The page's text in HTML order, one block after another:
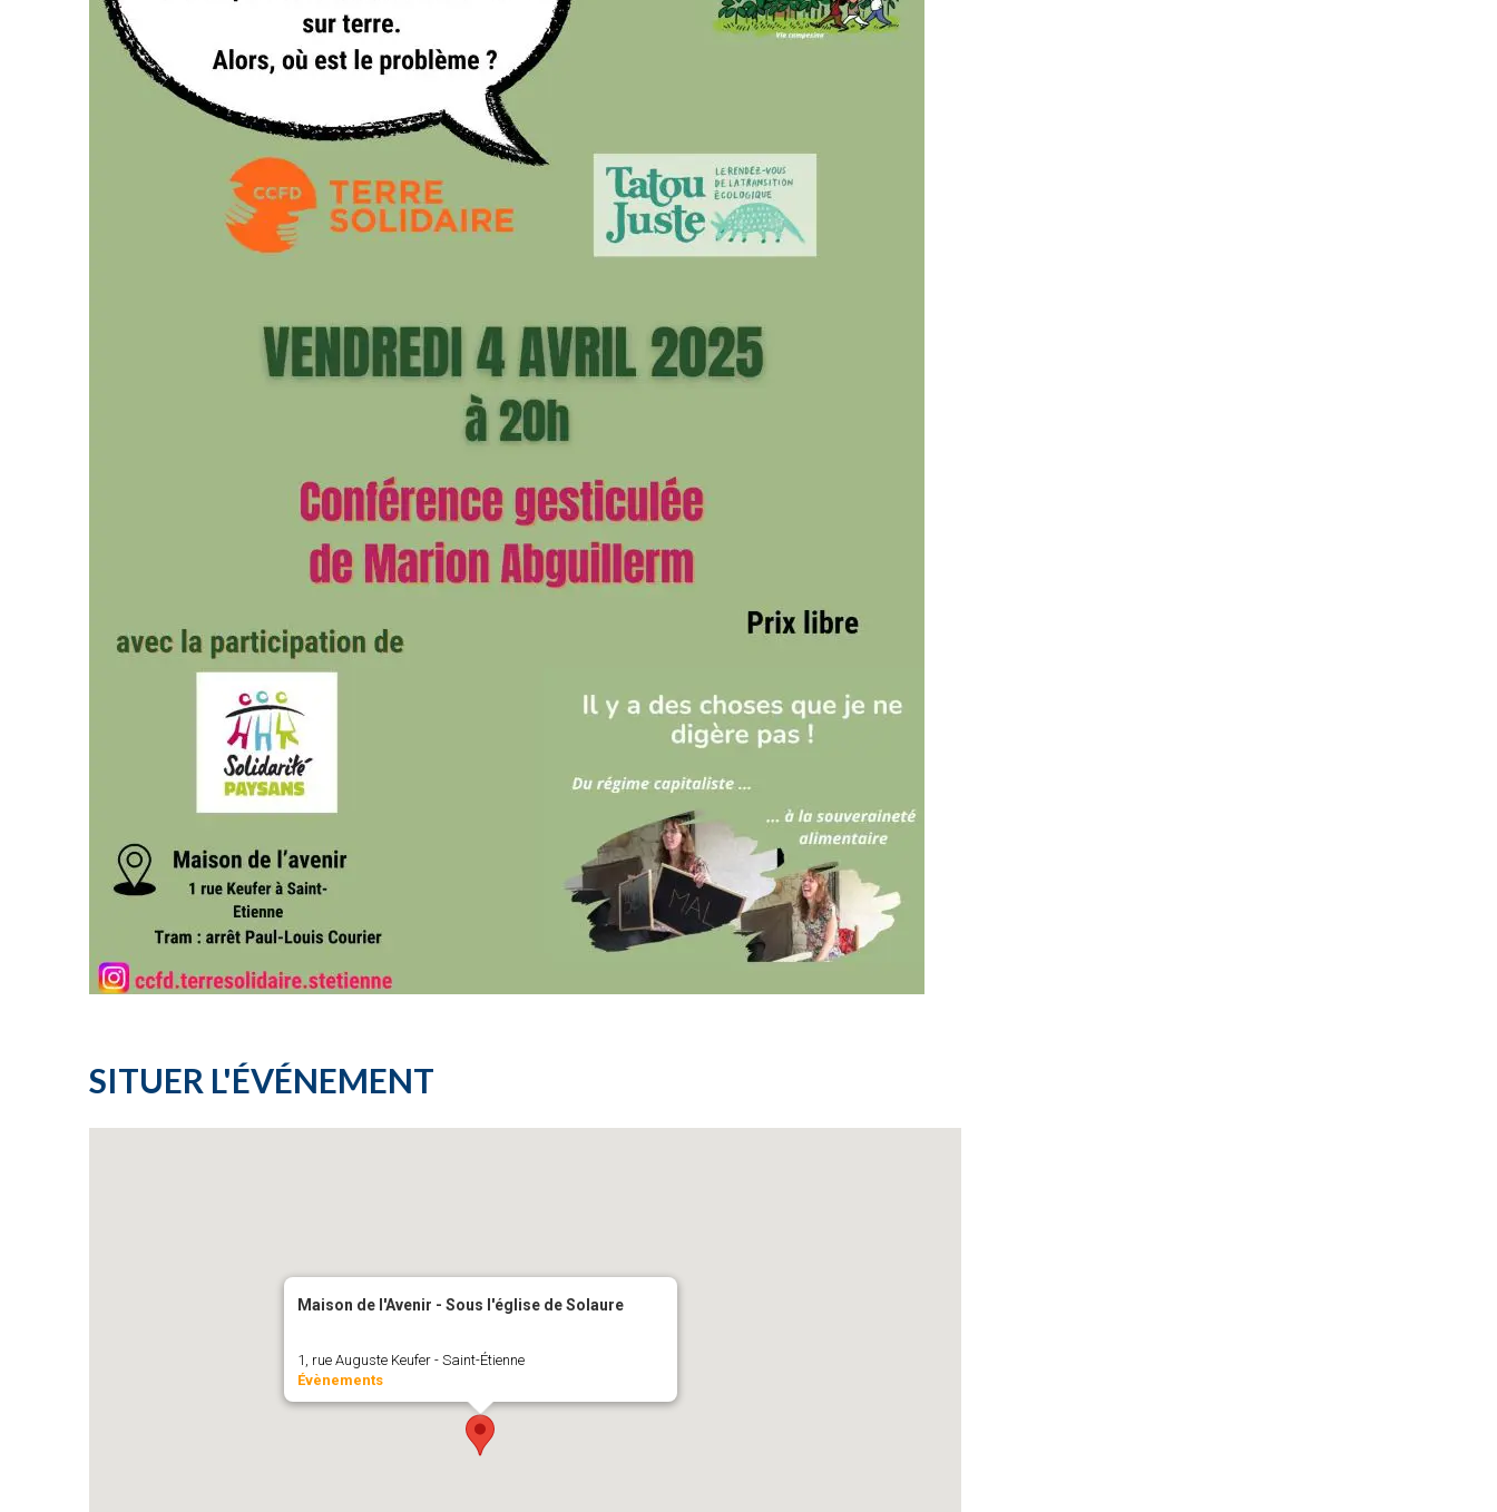
SITUER L'ÉVÉNEMENT
Maison de l'Avenir - Sous l'église de Solaure
1, rue Auguste Keufer - Saint-Étienne
Évènements